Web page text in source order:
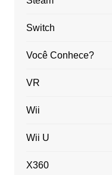
Switch
Você Conhece?
VR
Wii
Wii U
X360